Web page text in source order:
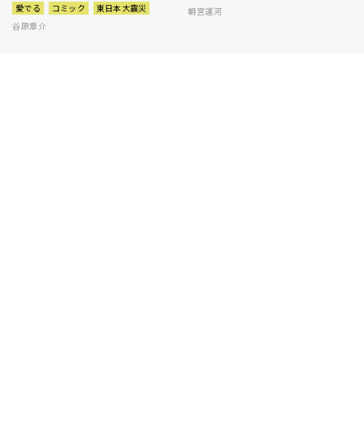
愛でる コミック
東日本大震災
谷原章介
朝宮運河